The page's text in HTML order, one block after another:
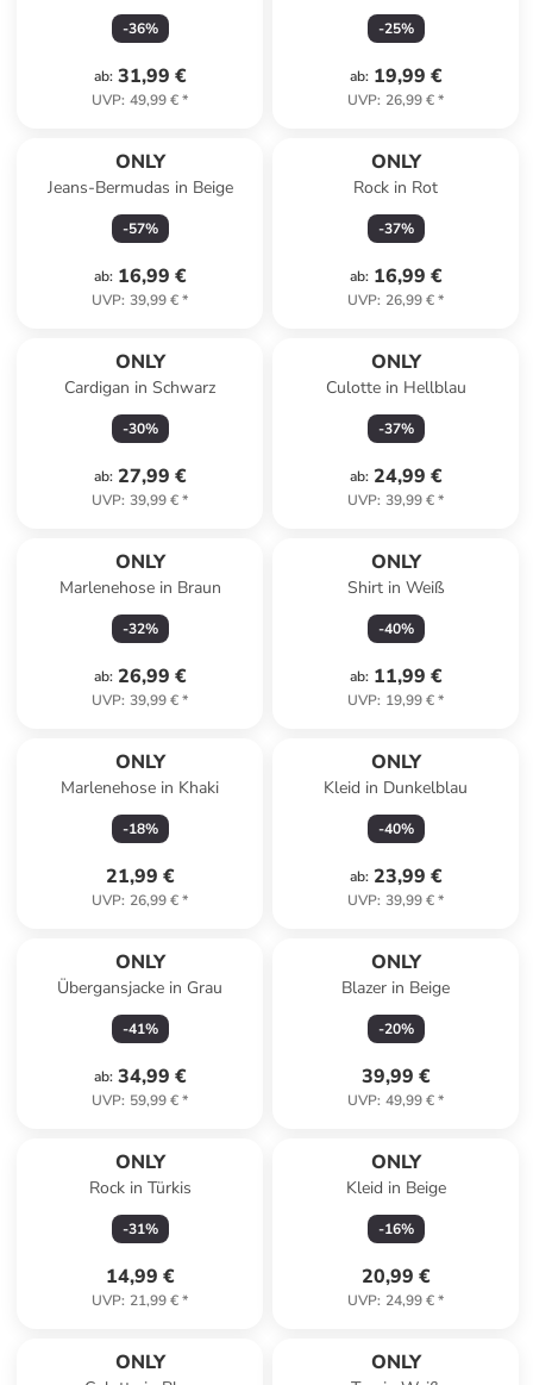
-36%
ab: 31,99 €
UVP: 49,99 €*
-25%
ab: 19,99 €
UVP: 26,99 €*
ONLY
Jeans-Bermudas in Beige
-57%
ab: 16,99 €
UVP: 39,99 €*
ONLY
Rock in Rot
-37%
ab: 16,99 €
UVP: 26,99 €*
ONLY
Cardigan in Schwarz
-30%
ab: 27,99 €
UVP: 39,99 €*
ONLY
Culotte in Hellblau
-37%
ab: 24,99 €
UVP: 39,99 €*
ONLY
Marlenehose in Braun
-32%
ab: 26,99 €
UVP: 39,99 €*
ONLY
Shirt in Weiß
-40%
ab: 11,99 €
UVP: 19,99 €*
ONLY
Marlenehose in Khaki
-18%
21,99 €
UVP: 26,99 €*
ONLY
Kleid in Dunkelblau
-40%
ab: 23,99 €
UVP: 39,99 €*
ONLY
Übergansjacke in Grau
-41%
ab: 34,99 €
UVP: 59,99 €*
ONLY
Blazer in Beige
-20%
39,99 €
UVP: 49,99 €*
ONLY
Rock in Türkis
-31%
14,99 €
UVP: 21,99 €*
ONLY
Kleid in Beige
-16%
20,99 €
UVP: 24,99 €*
ONLY ONLY